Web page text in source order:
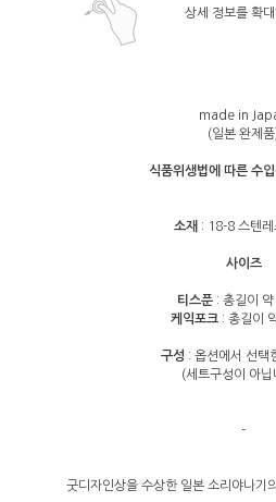
상세 정보를 확
made in
(일본 완제품
식품위생법에 따른 수
소재 : 18-8 스텐레
사이즈
티스푼: 총길이
케익포크 : 총길이
구성 : 옵션에서 선택
(세트구성이 아닙
-
굿디자인상을 수상한 일본 소리야나기